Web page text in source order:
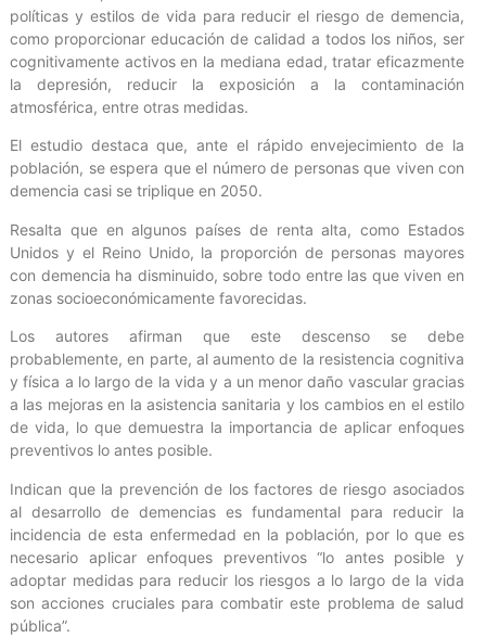
políticas y estilos de vida para reducir el riesgo de demencia,
como proporcionar educación de calidad a todos los niños, ser
cognitivamente activos en la mediana edad, tratar eficazmente
la depresión, reducir la exposición a la contaminación
atmosférica, entre otras medidas.
El estudio destaca que, ante el rápido envejecimiento de la
población, se espera que el número de personas que viven con
demencia casi se triplique en 2050.
Resalta que en algunos países de renta alta, como Estados
Unidos y el Reino Unido, la proporción de personas mayores
con demencia ha disminuido, sobre todo entre las que viven en
zonas socioeconómicamente favorecidas.
Los autores afirman que este descenso se debe
probablemente, en parte, al aumento de la resistencia cognitiva
y física a lo largo de la vida y a un menor daño vascular gracias
a las mejoras en la asistencia sanitaria y los cambios en el estilo
de vida, lo que demuestra la importancia de aplicar enfoques
preventivos lo antes posible.
Indican que la prevención de los factores de riesgo asociados
al desarrollo de demencias es fundamental para reducir la
incidencia de esta enfermedad en la población, por lo que es
necesario aplicar enfoques preventivos “lo antes posible y
adoptar medidas para reducir los riesgos a lo largo de la vida
son acciones cruciales para combatir este problema de salud
pública”.